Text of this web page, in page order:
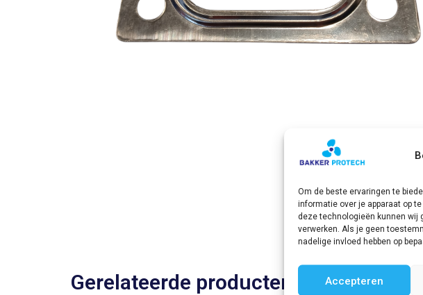
Om de beste ervaringen te
informatie over je apparaat op
deze technologieën kunnen wij
verwerken. Als je geen
nadelige invloed hebben op
Accepteren
Gerelateerde producten